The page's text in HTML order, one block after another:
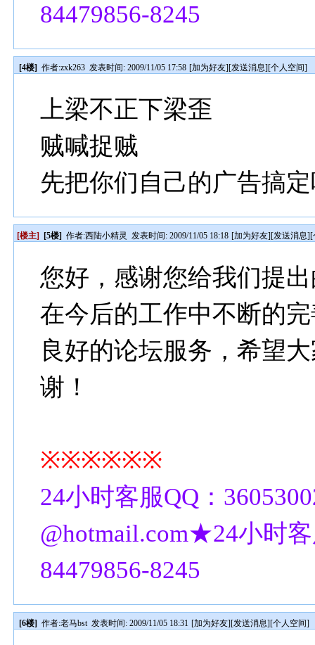
84479856-8245
[4楼] 作者:zxk263 发表时间: 2009/11/05 17:58 [加为好友][发送消息][个人空间]
上梁不正下梁歪
贼喊捉贼
先把你们自己的广告搞
[楼主] [5楼] 作者:西陆小精灵 发表时间: 2009/11/05 18:18 [加为好友][发送消息][
您好，感谢您给我们提
在今后的工作中不断的
良好的论坛服务，希望
谢！
※※※※※※
24小时客服QQ：
@hotmail.com★24小时
84479856-8245
[6楼] 作者:老马bst 发表时间: 2009/11/05 18:31 [加为好友][发送消息][个人空间]